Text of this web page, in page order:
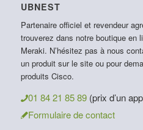
UBNEST
Partenaire officiel et revendeur
trouverez dans notre boutique en
Meraki. N’hésitez pas à nous
un produit sur le site ou pour
produits Cisco.
01 84 21 85 89 (prix d’un
Formulaire de contact